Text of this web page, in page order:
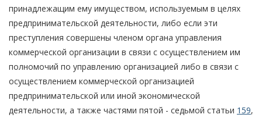
принадлежащим ему имуществом, используемым в целях
предпринимательской деятельности, либо если эти
преступления совершены членом органа управления
коммерческой организации в связи с осуществлением им
полномочий по управлению организацией либо в связи с
осуществлением коммерческой организацией
предпринимательской или иной экономической
деятельности, а также частями пятой - седьмой статьи 159,